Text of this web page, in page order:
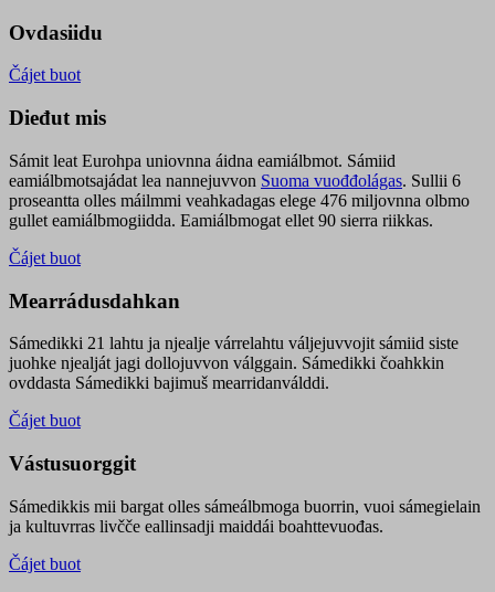
Ovdasiidu
Čájet buot
Dieđut mis
Sámit leat Eurohpa uniovnna áidna eamiálbmot. Sámiid
eamiálbmotsajádat lea nannejuvvon Suoma vuođđolágas. Sullii 6
proseantta olles máilmmi veahkadagas elege 476 miljovnna olbmo
gullet eamiálbmogiidda. Eamiálbmogat ellet 90 sierra riikkas.
Čájet buot
Mearrádusdahkan
Sámedikki 21 lahtu ja njealje várrelahtu váljejuvvojit sámiid siste
juohke njealját jagi dollojuvvon válggain. Sámedikki čoahkkin
ovddasta Sámedikki bajimuš mearridanválddi.
Čájet buot
Vástusuorggit
Sámedikkis mii bargat olles sámeálbmoga buorrin, vuoi sámegielain
ja kultuvrras livčče eallinsadji maiddái boahttevuođas.
Čájet buot